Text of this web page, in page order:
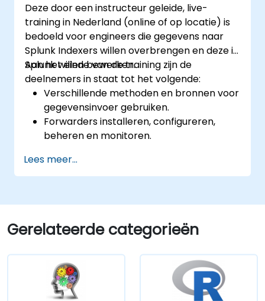
Deze door een instructeur geleide, live-
training in Nederland (online of op locatie) is
bedoeld voor engineers die gegevens naar
Splunk Indexers willen overbrengen en deze in
Splunk willen bewerken.
Aan het einde van de training zijn de
deelnemers in staat tot het volgende:
Verschillende methoden en bronnen voor
gegevensinvoer gebruiken.
Forwarders installeren, configureren,
beheren en monitoren.
Een Splunk Diag aanmaken.
Lees meer...
Gerelateerde categorieën